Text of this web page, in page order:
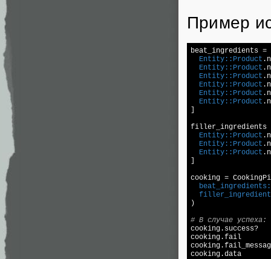
Пример
beat_ingredients
Entity: :Product
Entity: :Product
Entity: :Product
Entity: :Product
Entity: :Product
Entity: :Product
filler_ingredients
Entity: :Product
Entity: :Product
Entity: :Product
cooking =
beat_ingredients:
)
# В случае успеха: